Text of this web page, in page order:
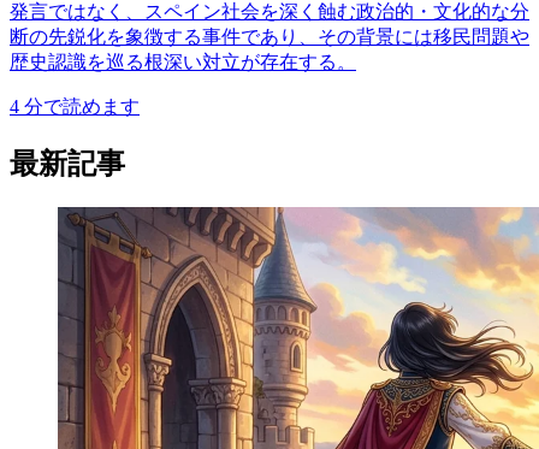
発言ではなく、スペイン社会を深く蝕む政治的・文化的な分
断の先鋭化を象徴する事件であり、その背景には移民問題や
歴史認識を巡る根深い対立が存在する。
4 分で読めます
最新記事